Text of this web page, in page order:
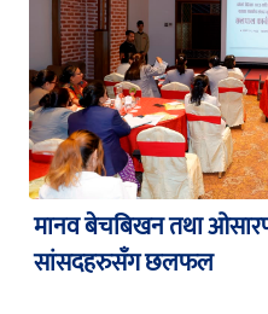
मानव बेचबिखन तथा
सांसदहरुसँग छलफल